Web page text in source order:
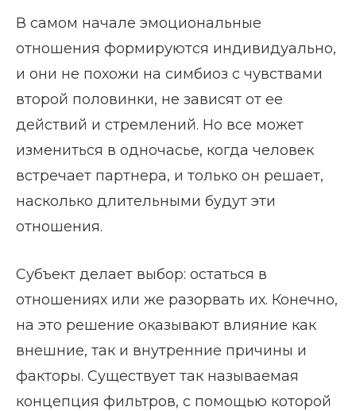
В самом начале эмоциональные
отношения формируются индивидуально,
и они не похожи на симбиоз с чувствами
второй половинки, не зависят от ее
действий и стремлений. Но все может
измениться в одночасье, когда человек
встречает партнера, и только он решает,
насколько длительными будут эти
отношения.
Субъект делает выбор: остаться в
отношениях или же разорвать их. Конечно,
на это решение оказывают влияние как
внешние, так и внутренние причины и
факторы. Существует так называемая
концепция фильтров, с помощью которой